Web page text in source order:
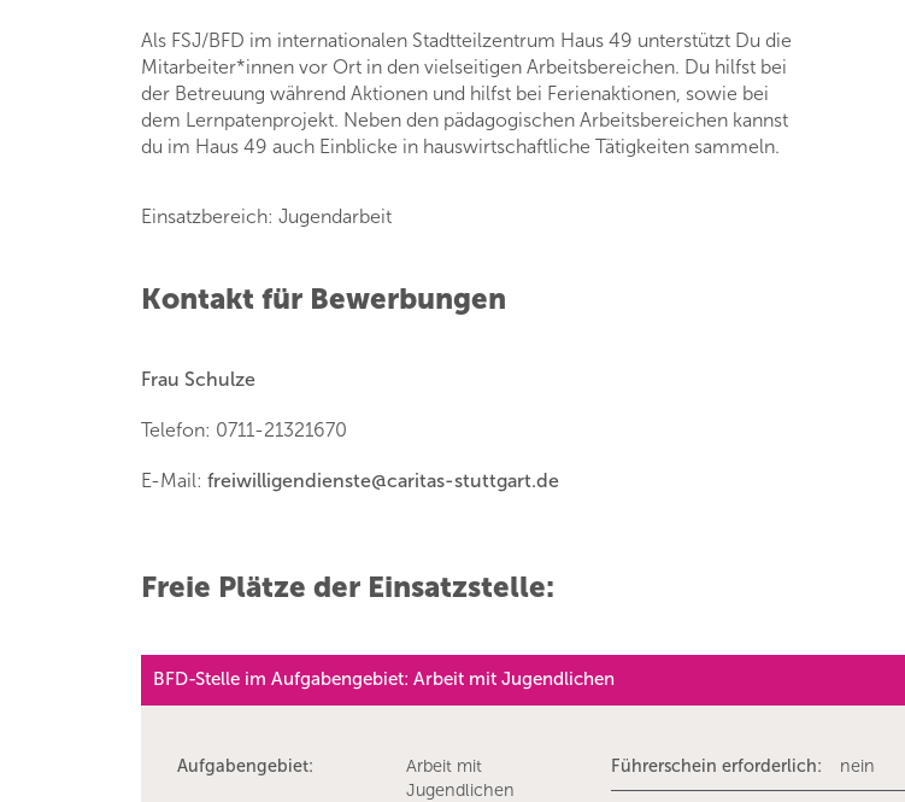
Als FSJ/BFD im internationalen Stadtteilzentrum Haus 49 unterstützt Du die
Mitarbeiter*innen vor Ort in den vielseitigen Arbeitsbereichen. Du hilfst bei
der Betreuung während Aktionen und hilfst bei Ferienaktionen, sowie bei
dem Lernpatenprojekt. Neben den pädagogischen Arbeitsbereichen kannst
du im Haus 49 auch Einblicke in hauswirtschaftliche Tätigkeiten sammeln.
Einsatzbereich: Jugendarbeit
Kontakt für Bewerbungen
Frau Schulze
Telefon: 0711-21321670
E-Mail: freiwilligendienste@caritas-stuttgart.de
Freie Plätze der Einsatzstelle:
BFD-Stelle im Aufgabengebiet: Arbeit mit Jugendlichen
Aufgabengebiet:
Arbeit mit
Jugendlichen
Führerschein erforderlich: nein